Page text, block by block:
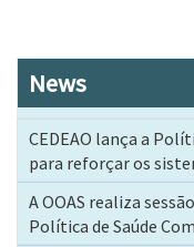
News
CEDEAO lança a
para reforçar os
A OOAS realiza
Política de Saúde